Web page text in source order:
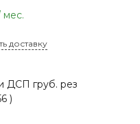
мес.
доставку
ДСП груб. рез
)